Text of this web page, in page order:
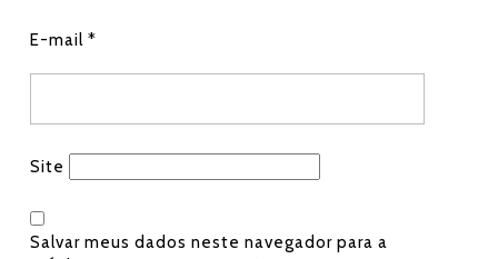
E-mail *
Site
Salvar meus dados neste navegador para a